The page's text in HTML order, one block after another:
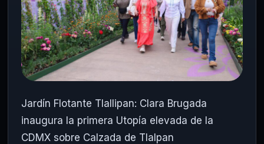
Jardín Flotante Tlallipan: Clara Brugada
inaugura la primera Utopía elevada de la
CDMX sobre Calzada de Tlalpan